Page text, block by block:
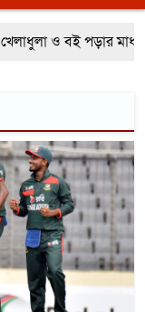
ও বই পড়ার